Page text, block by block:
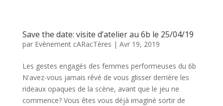
Save the date: visite d’atelier au 6b le 25/04/19
par Evènement cARacTères | Avr 19, 2019
Les gestes engagés des femmes performeuses du 6b
N'avez-vous jamais rêvé de vous glisser derrière les
rideaux opaques de la scène, avant que le jeu ne
commence? Vous êtes vous déjà imaginé sortir de